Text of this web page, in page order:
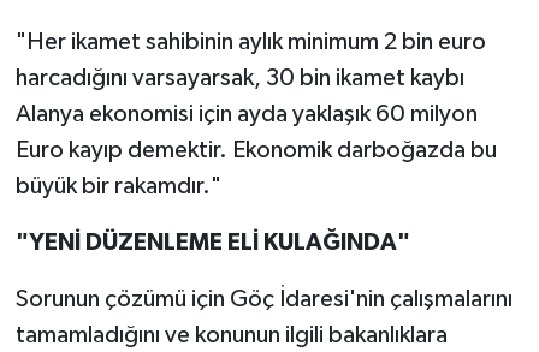
"Her ikamet sahibinin aylık minimum 2 bin euro
harcadığını varsayarsak, 30 bin ikamet kaybı
Alanya ekonomisi için ayda yaklaşık 60 milyon
Euro kayıp demektir. Ekonomik darboğazda bu
büyük bir rakamdır."
"YENİ DÜZENLEME ELİ KULAĞINDA"
Sorunun çözümü için Göç İdaresi'nin çalışmalarını
tamamladığını ve konunun ilgili bakanlıklara